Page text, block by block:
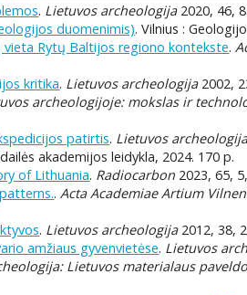
. Lietuvos archeologija2020, 46,
duomenimis). Vilnius :
vieta Rytų Baltijos regiono kontekste.
kritika. Lietuvos archeologija2002,
archeologijoje: mokslas ir
patirtis. Lietuvos
akademijos leidykla, 2024. 170 p.
of Lithuania. Radiocarbon 2023, 65,
. Acta Academiae Artium
. Lietuvos archeologija2012, 38,
amžiaus gyvenvietėse. Lietuvos
Lietuvos materialaus